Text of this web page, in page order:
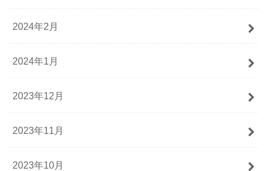
2024年2月
2024年1月
2023年12月
2023年11月
2023年10月